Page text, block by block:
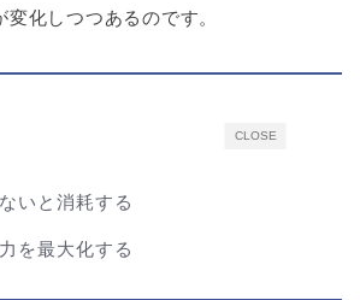
化しつつあるのです。
CLOSE
いと消耗する
を最大化する